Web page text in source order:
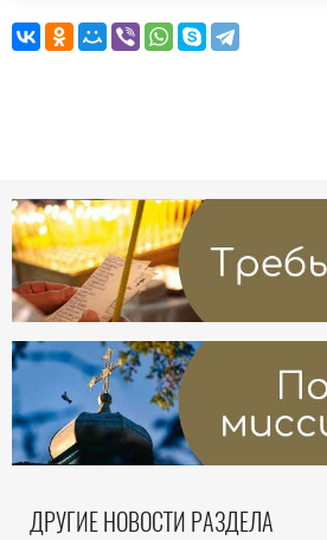
ДРУГИЕ НОВОСТИ РАЗДЕЛА